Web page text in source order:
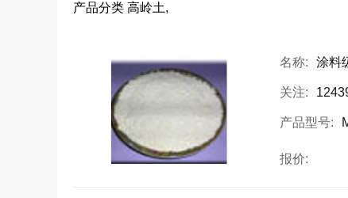
产品分类 高岭土,
名称: 涂料
关注:
产品型号:
报价: